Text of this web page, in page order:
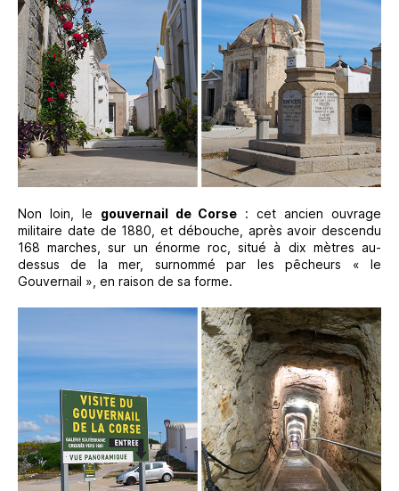
Non loin, le gouvernail de Corse : cet ancien ouvrage
militaire date de 1880, et débouche, après avoir descendu
168 marches, sur un énorme roc, situé à dix mètres au-
dessus de la mer, surnommé par les pêcheurs « le
Gouvernail », en raison de sa forme.